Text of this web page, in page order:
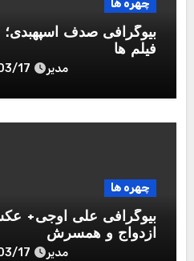
چهره ها
بیوگرافی صدف
فیلم ها
مدیر 17
چهره ها
بیوگرافی علی اوجی+
ازدواج و همسرش
مدیر 17